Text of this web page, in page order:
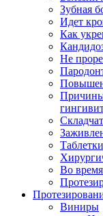
Зубная
Идет
Как
Не
Причины
Во
Виниры